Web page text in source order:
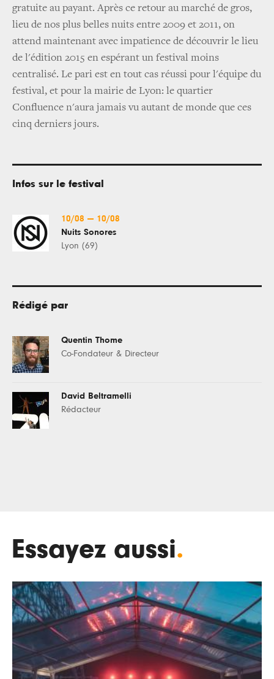
gratuite au payant. Après ce retour au marché de gros,
lieu de nos plus belles nuits entre 2009 et 2011, on
attend maintenant avec impatience de découvrir le lieu
de l'édition 2015 en espérant un festival moins
centralisé. Le pari est en tout cas réussi pour l'équipe du
festival, et pour la mairie de Lyon: le quartier
Confluence n'aura jamais vu autant de monde que ces
cinq derniers jours.
Infos sur le festival
10/08 — 10/08
Nuits Sonores
Lyon (69)
Rédigé par
Quentin Thome
Co-Fondateur & Directeur
David Beltramelli
Rédacteur
Essayez aussi.